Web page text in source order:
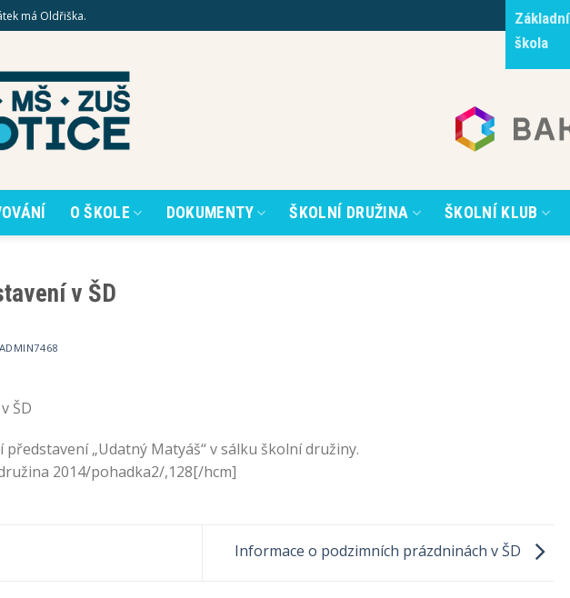
má Oldřiška.
Základní
škola
O ŠKOLE DOKUMENTY ŠKOLNÍ DRUŽINA ŠKOLNÍ KLUB
v ŠD
ADMIN7468
ŠD
představení „Udatný Matyáš“ v sálku školní družiny.
2014/pohadka2/,128[/hcm]
Informace o podzimních prázdninách v ŠD